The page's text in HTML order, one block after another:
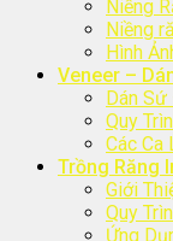
Niềng
Niềng
Hình
Veneer –
Dán
Quy
Các Ca
Trồng Răng
Giới
Quy
Ứng